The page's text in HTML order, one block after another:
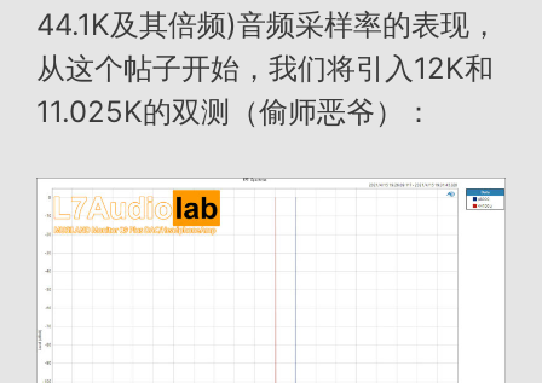
44.1K及其倍频)音频采样率的表现，
从这个帖子开始，我们将引入12K和
11.025K的双测（偷师恶爷）：